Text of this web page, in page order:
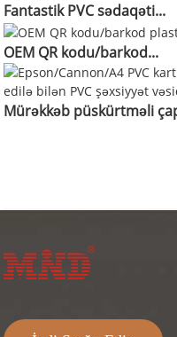
Fantastik PVC sədaqəti...
OEM QR kodu/barkod...
Mürəkkəb püskürtməli